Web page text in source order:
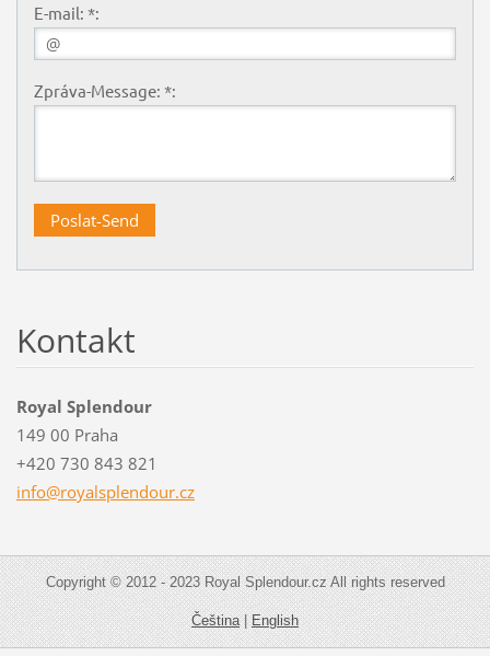
E-mail: *:
Zpráva-Message: *:
Kontakt
Royal Splendour
149 00 Praha
+420 730 843 821
info@royalsplendour.cz
Copyright © 2012 - 2023 Royal Splendour.cz All rights reserved
Čeština|English